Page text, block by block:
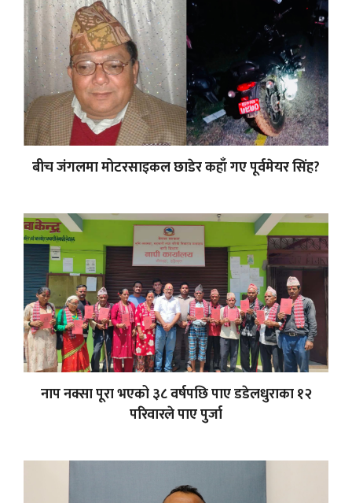
बीच जंगलमा मोटरसाइकल छाडेर कहाँ गए पूर्वमेयर सिंह?
नाप नक्सा पूरा भएको ३८ वर्षपछि पाए डडेलधुराका १२
परिवारले पाए पुर्जा